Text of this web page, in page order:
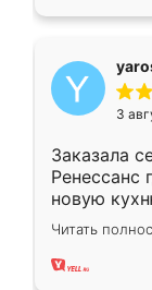
3
Заказала
Ренессанс
новую
вполне
два года,
Читать